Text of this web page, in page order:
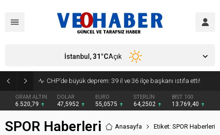
CHP’de büyük deprem: 39 il ve 36 ilçe başkanı istifa etti!
GRAM ALTIN
6.520,79
DOLAR
47,5952
EURO
55,0575
STERLİN
64,2502
BIST 100
13.769,40
İstanbul,31°CAçık
SPOR Haberleri Anasayfa Etiket: SPOR Haberleri